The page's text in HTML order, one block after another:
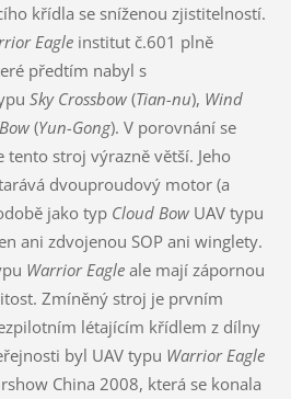
křídla se sníženou zjistitelností.
Eagleinstitut č.601 plně
předtím nabyl s
Sky Crossbow(Tian-nu), Wind
(Yun-Gong). V porovnání se
tento stroj výrazně větší. Jeho
dvouproudový motor (a
jako typ Cloud BowUAV typu
ani zdvojenou SOP ani winglety.
Warrior Eagleale mají zápornou
Zmíněný stroj je prvním
létajícím křídlem z dílny
byl UAV typu Warrior Eagle
China 2008, která se konala